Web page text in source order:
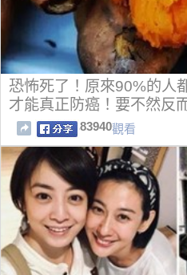
恐怖死了！原來90%的人
才能真正防癌！要不然反
83940觀看